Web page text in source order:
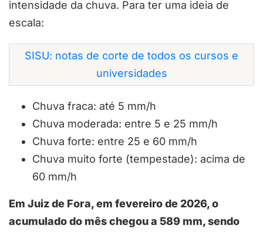
intensidade da chuva. Para ter uma ideia de
escala:
SISU: notas de corte de todos os cursos e
universidades
Chuva fraca: até 5 mm/h
Chuva moderada: entre 5 e 25 mm/h
Chuva forte: entre 25 e 60 mm/h
Chuva muito forte (tempestade): acima de
60 mm/h
Em Juiz de Fora, em fevereiro de 2026, o
acumulado do mês chegou a 589 mm, sendo